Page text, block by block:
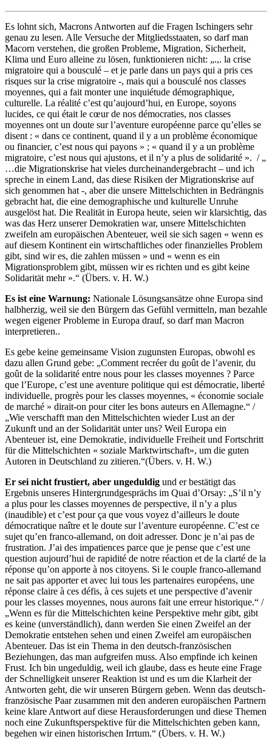
Es lohnt sich, Macrons Antworten auf die Fragen Ischingers sehr
genau zu lesen. Alle Versuche der Mitgliedsstaaten, so darf man
Macorn verstehen, die großen Probleme, Migration, Sicherheit,
Klima und Euro alleine zu lösen, funktionieren nicht: „.,. la crise
migratoire qui a bousculé – et je parle dans un pays qui a pris ces
risques sur la crise migratoire -, mais qui a bousculé nos classes
moyennes, qui a fait monter une inquiétude démographique,
culturelle. La réalité c’est qu’aujourd’hui, en Europe, soyons
lucides, ce qui était le cœur de nos démocraties, nos classes
moyennes ont un doute sur l’aventure européenne parce qu’elles se
disent : « dans ce continent, quand il y a un problème économique
ou financier, c’est nous qui payons » ; « quand il y a un problème
migratoire, c’est nous qui ajustons, et il n’y a plus de solidarité ». / „
…die Migrationskrise hat vieles durcheinandergebracht – und ich
spreche in einem Land, das diese Risiken der Migrationskrise auf
sich genommen hat -, aber die unsere Mittelschichten in Bedrängnis
gebracht hat, die eine demographische und kulturelle Unruhe
ausgelöst hat. Die Realität in Europa heute, seien wir klarsichtig, das
was das Herz unserer Demokratien war, unsere Mittelschichten
zweifeln am europäischen Abenteuer, weil sie sich sagen « wenn es
auf diesem Kontinent ein wirtschaftliches oder finanzielles Problem
gibt, sind wir es, die zahlen müssen » und « wenn es ein
Migrationsproblem gibt, müssen wir es richten und es gibt keine
Solidarität mehr ».“ (Übers. v. H. W.)
Es ist eine Warnung: Nationale Lösungsansätze ohne Europa sind
halbherzig, weil sie den Bürgern das Gefühl vermitteln, man bezahle
wegen eigener Probleme in Europa drauf, so darf man Macron
interpretieren..
Es gebe keine gemeinsame Vision zugunsten Europas, obwohl es
dazu allen Grund gebe: „Comment recréer du goût de l’avenir, du
goût de la solidarité entre nous pour les classes moyennes ? Parce
que l’Europe, c’est une aventure politique qui est démocratie, liberté
individuelle, progrès pour les classes moyennes, « économie sociale
de marché » dirait-on pour citer les bons auteurs en Allemagne.“ /
„Wie verschafft man den Mittelschichten wieder Lust an der
Zukunft und an der Solidarität unter uns? Weil Europa ein
Abenteuer ist, eine Demokratie, individuelle Freiheit und Fortschritt
für die Mittelschichten « soziale Marktwirtschaft», um die guten
Autoren in Deutschland zu zitieren.“(Übers. v. H. W.)
Er sei nicht frustiert, aber ungeduldig und er bestätigt das
Ergebnis unseres Hintergrundgesprächs im Quai d’Orsay: „S’il n’y
a plus pour les classes moyennes de perspective, il n’y a plus
(inaudible) et c’est pour ça que vous voyez d’ailleurs le doute
démocratique naître et le doute sur l’aventure européenne. C’est ce
sujet qu’en franco-allemand, on doit adresser. Donc je n’ai pas de
frustration. J’ai des impatiences parce que je pense que c’est une
question aujourd’hui de rapidité de notre réaction et de la clarté de la
réponse qu’on apporte à nos citoyens. Si le couple franco-allemand
ne sait pas apporter et avec lui tous les partenaires européens, une
réponse claire à ces défis, à ces sujets et une perspective d’avenir
pour les classes moyennes, nous aurons fait une erreur historique.“ /
„Wenn es für die Mittelschichten keine Perspektive mehr gibt, gibt
es keine (unverständlich), dann werden Sie einen Zweifel an der
Demokratie entstehen sehen und einen Zweifel am europäischen
Abenteuer. Das ist ein Thema in den deutsch-französischen
Beziehungen, das man aufgreifen muss. Also empfinde ich keinen
Frust. Ich bin ungeduldig, weil ich glaube, dass es heute eine Frage
der Schnelligkeit unserer Reaktion ist und es um die Klarheit der
Antworten geht, die wir unseren Bürgern geben. Wenn das deutsch-
französische Paar zusammen mit den anderen europäischen Partnern
keine klare Antwort auf diese Herausforderungen und diese Themen
noch eine Zukunftsperspektive für die Mittelschichten geben kann,
begehen wir einen historischen Irrtum.“ (Übers. v. H. W.)